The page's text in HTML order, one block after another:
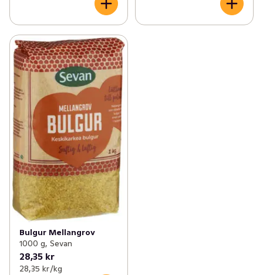
Bulgur Mellangrov
1000 g, Sevan
28,35 kr
28,35 kr /kg